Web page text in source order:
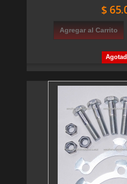
$
Agregar al Carrito